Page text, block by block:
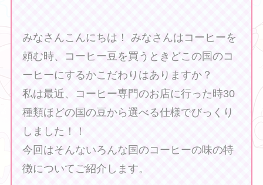
みなさんこんにちは！ みなさんはコーヒーを
頼む時、コーヒー豆を買うときどこの国のコ
ーヒーにするかこだわりはありますか？
私は最近、コーヒー専門のお店に行った時30
種類ほどの国の豆から選べる仕様でびっくり
しました！！
今回はそんないろんな国のコーヒーの味の特
徴についてご紹介します。